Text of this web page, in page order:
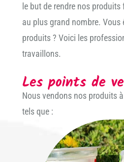
le but de rendre nos
au plus grand nombre. Vous
produits ? Voici les
travaillons.
Les points de
Nous vendons nos produits
tels que :